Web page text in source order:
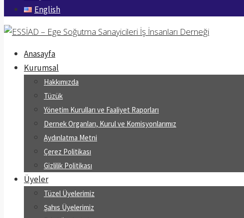
English
Anasayfa
Kurumsal
Hakkımızda
Tüzük
Yönetim Kurulları ve Faaliyet Raporları
Dernek Organları, Kurul ve Komisyonlarımız
Aydınlatma Metni
Çerez Politikası
Gizlilik Politikası
Üyeler
Tüzel Üyelerimiz
Şahıs Üyelerimiz